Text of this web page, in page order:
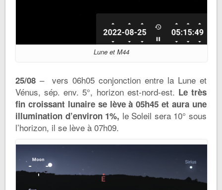
Lune et M44
25/08 – vers 06h05 conjonction entre la Lune et
Vénus, sép. env. 5°, horizon est-nord-est. Le très
fin croissant lunaire se lève à 05h45 et aura une
illumination d’environ 1%, le Soleil sera 10° sous
l’horizon, il se lève à 07h09.